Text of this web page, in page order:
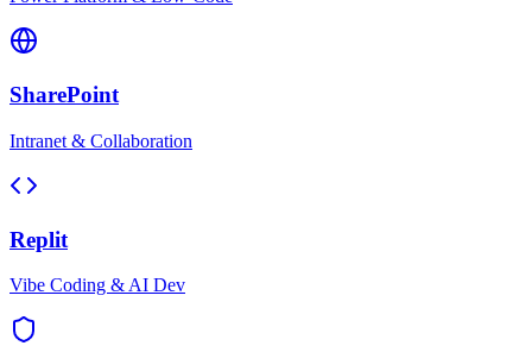
SharePoint
Intranet & Collaboration
Replit
Vibe Coding & AI Dev